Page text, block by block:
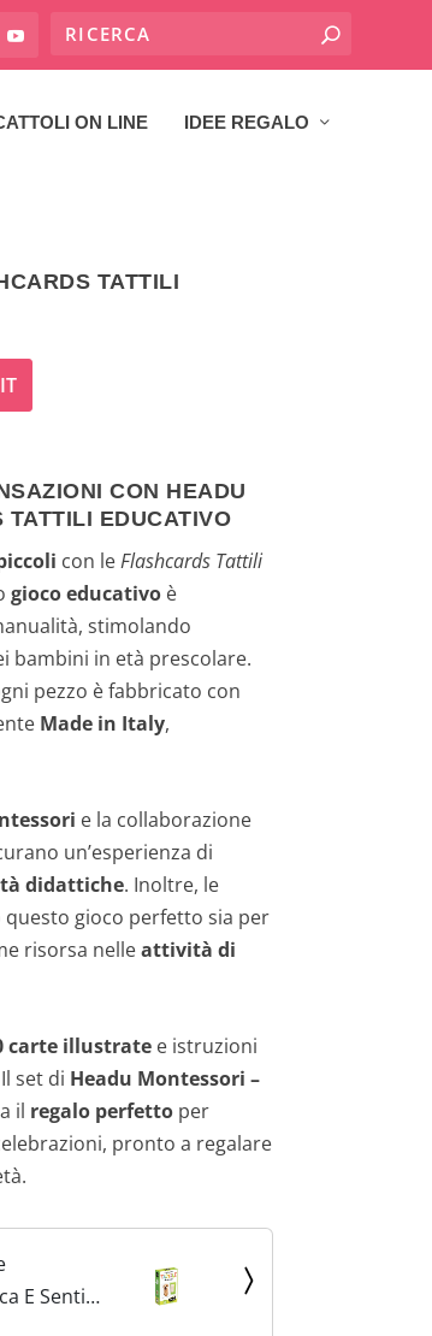
ON LINE IDEE REGALO
TATTILI
CON HEADU
TATTILI EDUCATIVO
con leFlashcards Tattili
gioco educativoè
stimolando
bambini in età prescolare.
pezzo è fabbricato con
Made in Italy,
e la collaborazione
un’esperienza di
didattiche. Inoltre, le
gioco perfetto sia per
risorsa nelleattività di
carte illustratee istruzioni
set di Headu Montessori –
il regalo perfettoper
pronto a regalare
E Senti